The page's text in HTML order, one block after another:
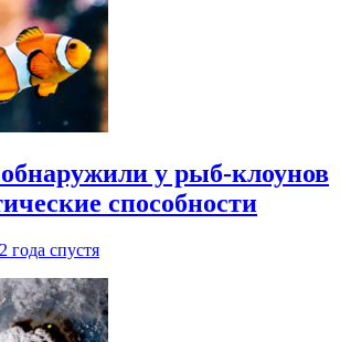
у рыб-клоунов
способности
2 года спустя